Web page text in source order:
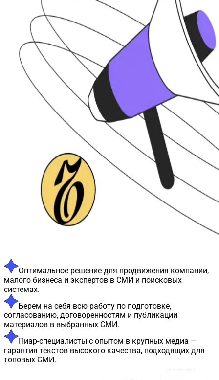
Оптимальное решение для продвижения компаний,
малого бизнеса и экспертов в СМИ и поисковых
системах.
Берем на себя всю работу по подготовке,
согласованию, договоренностям и публикации
материалов в выбранных СМИ.
Пиар-специалисты с опытом в крупных медиа —
гарантия текстов высокого качества, подходящих для
топовых СМИ.